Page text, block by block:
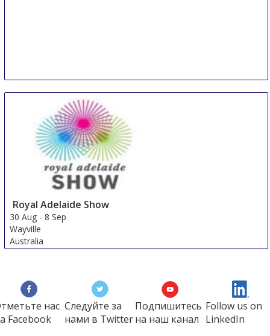
Royal Adelaide Show
30 Aug -8 Sep
Wayville
Australia
нас
Faсеbook
Следуйте за
нами в Twitter
Подпишитесь
на наш канал
Follow us on
LinkedIn